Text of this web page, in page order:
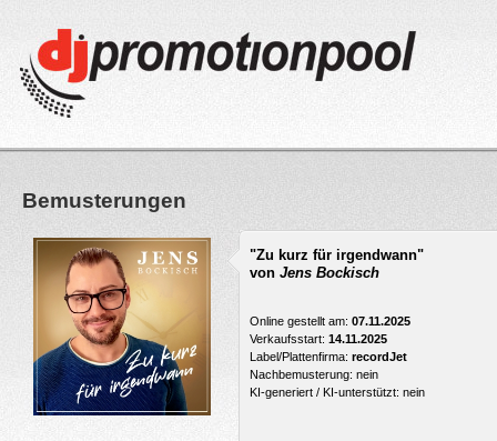
Bemusterungen
"Zu kurz für irgendwann"
von Jens Bockisch
Online gestellt am: 07.11.2025
Verkaufsstart: 14.11.2025
Label/Plattenfirma: recordJet
Nachbemusterung: nein
KI-generiert / KI-unterstützt: nein